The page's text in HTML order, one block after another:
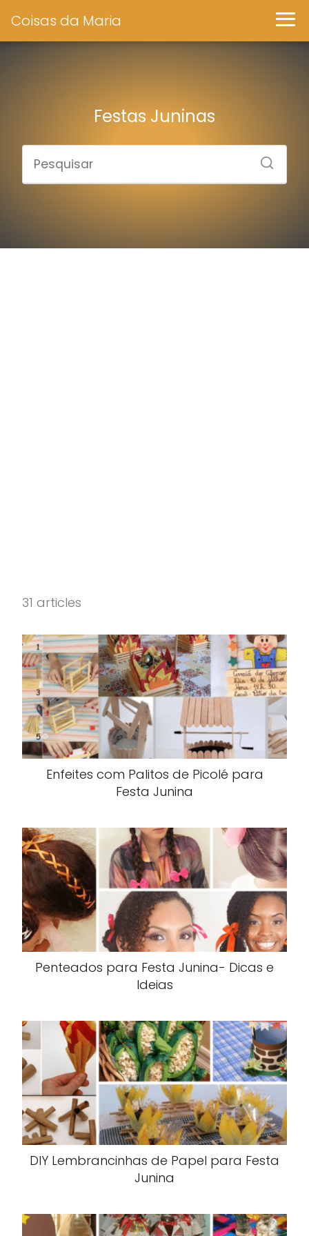
Coisas da Maria
Festas Juninas
31 articles
Enfeites com Palitos de Picolé para
Festa Junina
Penteados para Festa Junina- Dicas e
Ideias
DIY Lembrancinhas de Papel para Festa
Junina